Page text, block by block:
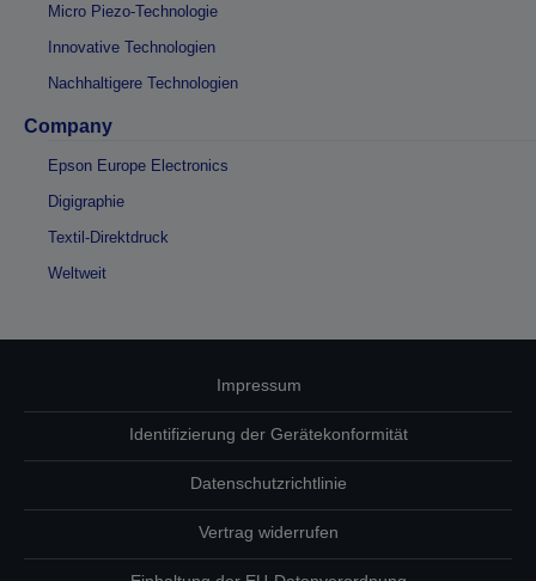
Micro Piezo-Technologie
Innovative Technologien
Nachhaltigere Technologien
Company
Epson Europe Electronics
Digigraphie
Textil-Direktdruck
Weltweit
Impressum
Identifizierung der Gerätekonformität
Datenschutzrichtlinie
Vertrag widerrufen